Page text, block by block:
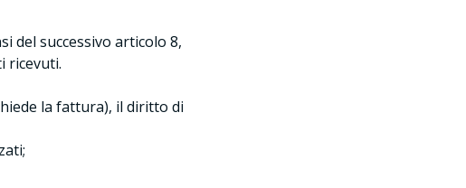
del successivo articolo 8,
ricevuti.
la fattura), il diritto di